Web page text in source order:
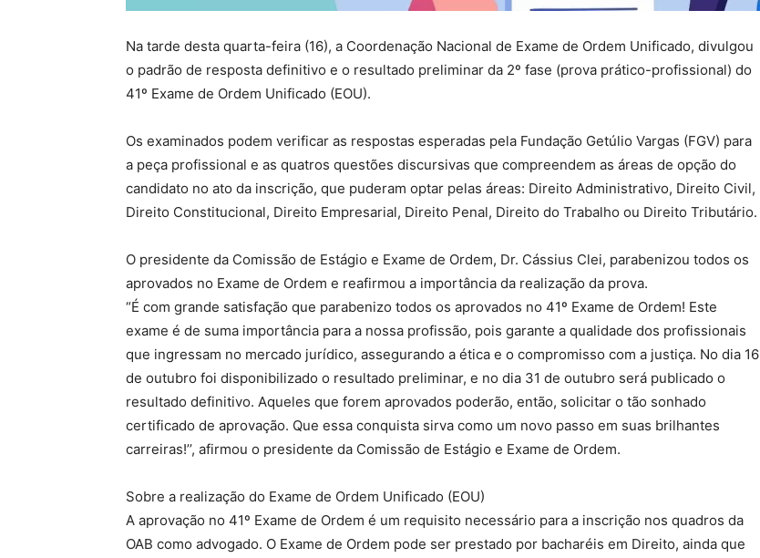
Na tarde desta quarta-feira (16), a Coordenação Nacional de Exame de Ordem Unificado, divulgou
o padrão de resposta definitivo e o resultado preliminar da 2º fase (prova prático-profissional) do
41º Exame de Ordem Unificado (EOU).
Os examinados podem verificar as respostas esperadas pela Fundação Getúlio Vargas (FGV) para
a peça profissional e as quatros questões discursivas que compreendem as áreas de opção do
candidato no ato da inscrição, que puderam optar pelas áreas: Direito Administrativo, Direito Civil,
Direito Constitucional, Direito Empresarial, Direito Penal, Direito do Trabalho ou Direito Tributário.
O presidente da Comissão de Estágio e Exame de Ordem, Dr. Cássius Clei, parabenizou todos os
aprovados no Exame de Ordem e reafirmou a importância da realização da prova.
“É com grande satisfação que parabenizo todos os aprovados no 41º Exame de Ordem! Este
exame é de suma importância para a nossa profissão, pois garante a qualidade dos profissionais
que ingressam no mercado jurídico, assegurando a ética e o compromisso com a justiça. No dia 16
de outubro foi disponibilizado o resultado preliminar, e no dia 31 de outubro será publicado o
resultado definitivo. Aqueles que forem aprovados poderão, então, solicitar o tão sonhado
certificado de aprovação. Que essa conquista sirva como um novo passo em suas brilhantes
carreiras!’’, afirmou o presidente da Comissão de Estágio e Exame de Ordem.
Sobre a realização do Exame de Ordem Unificado (EOU)
A aprovação no 41º Exame de Ordem é um requisito necessário para a inscrição nos quadros da
OAB como advogado. O Exame de Ordem pode ser prestado por bacharéis em Direito, ainda que